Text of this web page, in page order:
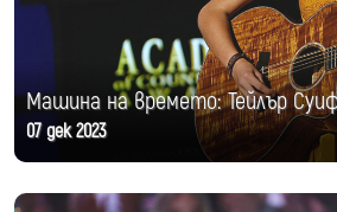
Машина на времето: Тейлър
07 дек 2023